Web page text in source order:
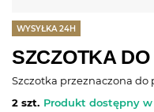
SZCZOTKA
Szczotka przeznaczona do
WYSYŁKA 24H
2 szt. Produkt dostępny w